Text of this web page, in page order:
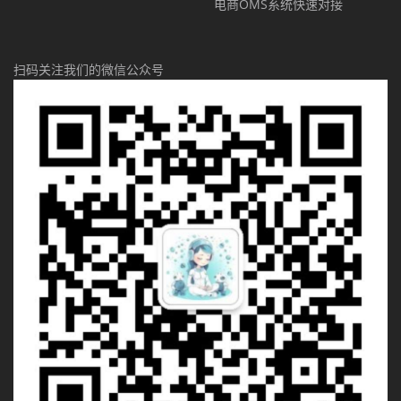
电商OMS系统快速对接
扫码关注我们的微信公众号